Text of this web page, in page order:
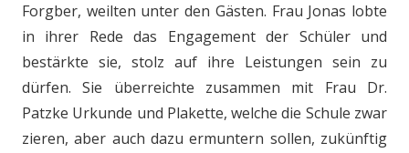
Forgber, weilten unter den Gästen. Frau Jonas lobte
in ihrer Rede das Engagement der Schüler und
bestärkte sie, stolz auf ihre Leistungen sein zu
dürfen. Sie überreichte zusammen mit Frau Dr.
Patzke Urkunde und Plakette, welche die Schule zwar
zieren, aber auch dazu ermuntern sollen, zukünftig